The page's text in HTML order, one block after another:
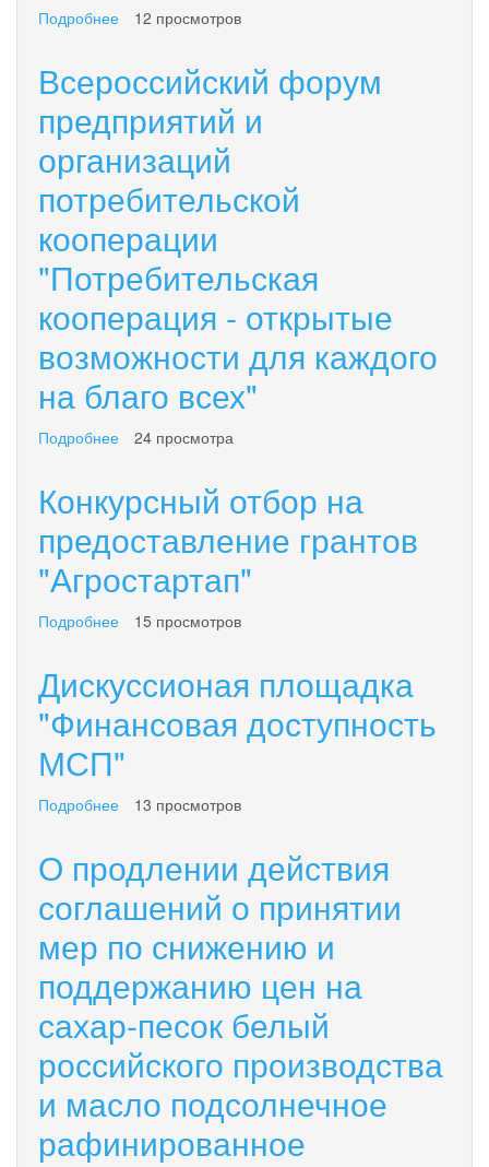
Подробнее
участию
Международном
электронной
коммерции
и
ритейла
12 просмотров
Всероссийский форум
предприятий и
организаций
потребительской
кооперации
"Потребительская
кооперация - открытые
возможности для каждого
на благо всех"
Подробнее
предприятий
и
организаций
кооперации
"Потребительская
кооперация
открытые
возможности
для
каждого
на
всех"
24 просмотра
Конкурсный отбор на
предоставление грантов
"Агростартап"
Подробнее
на
грантов
"Агростартап"
15 просмотров
Дискуссионая площадка
"Финансовая доступность
МСП"
Подробнее
"Финансовая
доступность
МСП"
13 просмотров
О продлении действия
соглашений о принятии
мер по снижению и
поддержанию цен на
сахар-песок белый
российского производства
и масло подсолнечное
рафинированное